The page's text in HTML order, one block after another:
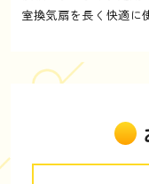
室換気扇を長く快適に